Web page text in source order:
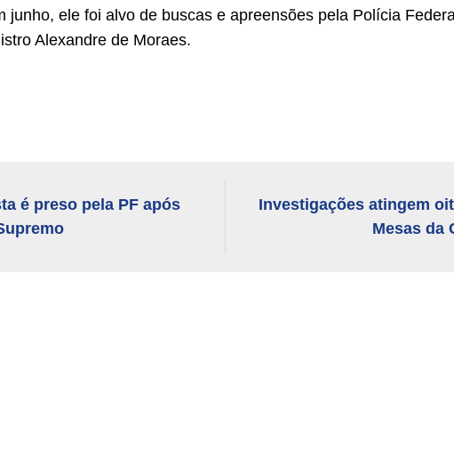
junho, ele foi alvo de buscas e apreensões pela Polícia
Alexandre de Moraes.
é preso pela PF após
Investigações atingem
Mesas da